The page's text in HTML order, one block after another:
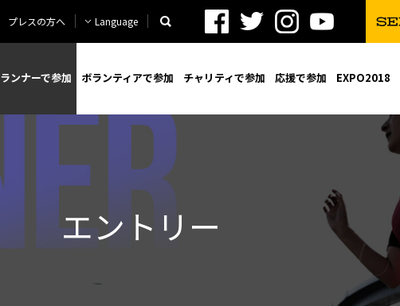
プレスの方へ Language
ランナーで参加 ボランティアで参加 チャリティで参加 応援で参加 EXPO2018
エントリー